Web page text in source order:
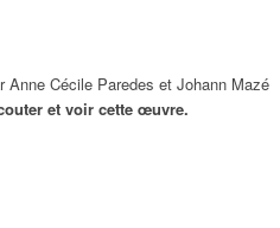
Anne Cécile Paredes et Johann Mazé
et voir cette œuvre.